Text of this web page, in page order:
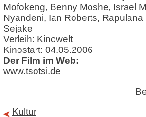
Mofokeng, Benny Moshe, Israel
Nyandeni, Ian Roberts,
Sejake
Verleih: Kinowelt
Kinostart: 04.05.2006
Der Film im Web:
www.tsotsi.de
Kultur